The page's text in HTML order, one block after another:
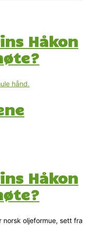
Håkon
Håkon
norsk oljeformue, sett fra